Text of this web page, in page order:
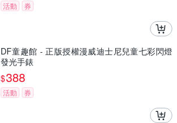
活動 券
DF童趣館 - 正版授權漫威迪士尼兒童七彩閃燈
發光手錶
$388
活動 券